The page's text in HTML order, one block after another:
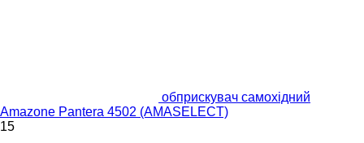
обприскувач самохідний
Amazone Pantera 4502 (AMASELECT)
15